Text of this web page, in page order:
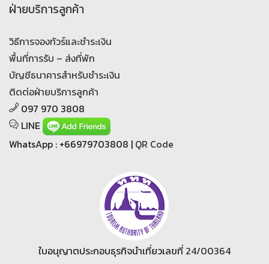
ฝ่ายบริการลูกค้า
วิธีการจองทัวร์และชำระเงิน
พื้นที่การรับ – ส่งที่พัก
บัญชีธนาคารสำหรับชำระเงิน
ติดต่อฝ่ายบริการลูกค้า
097 970 3808
LINE
WhatsApp : +66979703808 | QR Code
ใบอนุญาตประกอบธุรกิจนำเที่ยวเลขที่ 24/00364